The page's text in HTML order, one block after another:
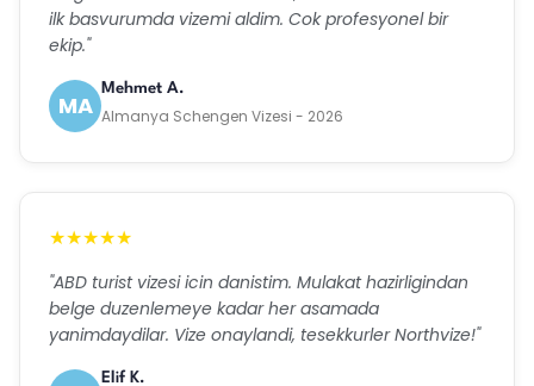
ilk basvurumda vizemi aldim. Cok profesyonel bir
ekip."
MA
Mehmet A.
Almanya Schengen Vizesi - 2026
★★★★★
"ABD turist vizesi icin danistim. Mulakat hazirligindan
belge duzenlemeye kadar her asamada
yanimdaydilar. Vize onaylandi, tesekkurler Northvize!"
Elif K.